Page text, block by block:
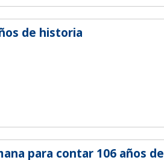
de historia
para contar 106 años de